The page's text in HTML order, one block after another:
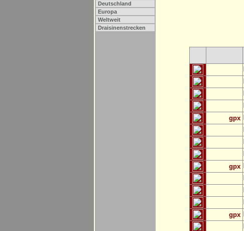
Deutschland
Europa
Weltweit
Draisinenstrecken
gpx
gpx
gpx